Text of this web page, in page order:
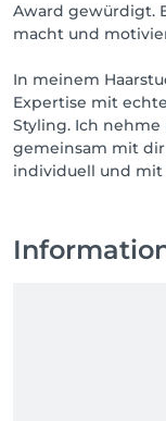
Award gewürdigt.
macht und
In meinem
Expertise mit
Styling. Ich
gemeinsam mit dir
individuell und mit